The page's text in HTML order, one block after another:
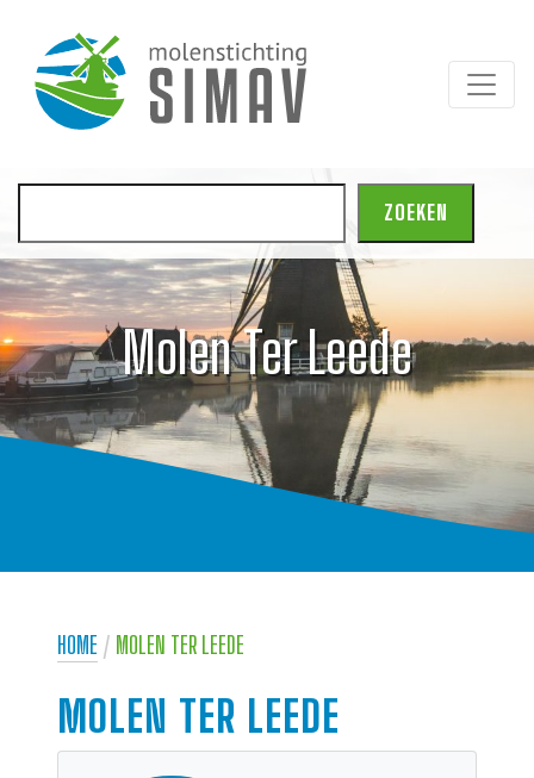
ZOEKEN
Molen Ter Leede
HOME / MOLEN TER LEEDE
MOLEN TER LEEDE